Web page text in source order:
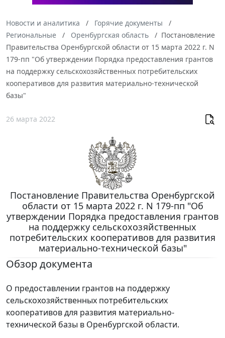
Новости и аналитика
Горячие документы
Региональные
Оренбургская область
Постановление
Правительства Оренбургской области от 15 марта 2022 г. N
179-пп "Об утверждении Порядка предоставления грантов
на поддержку сельскохозяйственных потребительских
кооперативов для развития материально-технической
базы"
26 марта 2022
Постановление Правительства Оренбургской
области от 15 марта 2022 г. N 179-пп "Об
утверждении Порядка предоставления грантов
на поддержку сельскохозяйственных
потребительских кооперативов для развития
материально-технической базы"
Обзор документа
О предоставлении грантов на поддержку
сельскохозяйственных потребительских
кооперативов для развития материально-
технической базы в Оренбургской области.